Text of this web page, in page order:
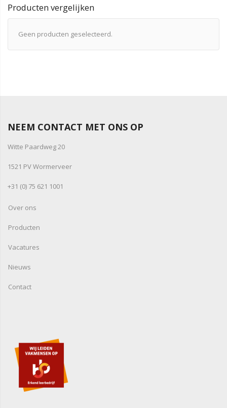
Producten vergelijken
Geen producten geselecteerd.
NEEM CONTACT MET ONS OP
Witte Paardweg 20
1521 PV Wormerveer
+31 (0) 75 621 1001
Over ons
Producten
Vacatures
Nieuws
Contact